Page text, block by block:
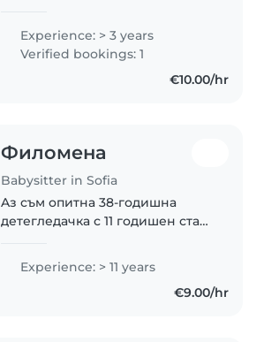
development. Along with my
studies, I have gained valuable
hands-on experience working..
Experience: > 3 years
Verified bookings: 1
€10.00/hr
Филомена
Babysitter in Sofia
Aз съм опитна 38-годишна
детегледачка с 11 годишен стаж
език. Известна съм с това, че
съм отговорна, приятелска и
Experience: > 11 years
€9.00/hr